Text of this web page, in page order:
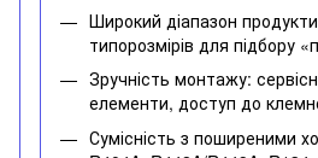
Широкий діапазон
типорозмірів для підбору
Зручність монтажу:
елементи, доступ до
Сумісність з поширеними